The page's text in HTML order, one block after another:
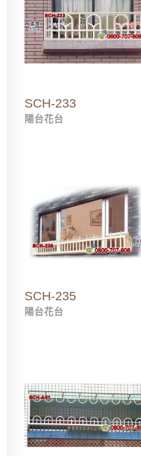
SCH-233
陽台花台
SCH-235
陽台花台